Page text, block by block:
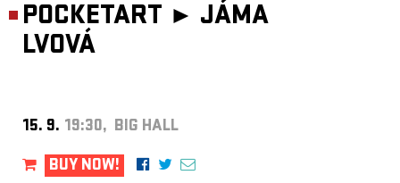
POCKETART ► JÁMA
LVOVÁ
15. 9. 19:30, BIG HALL
BUY NOW!